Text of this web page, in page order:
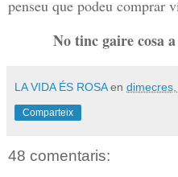
penseu que podeu comprar
No tinc gaire cosa
LA VIDA ÉS ROSA en
Comparteix
48 comentaris: